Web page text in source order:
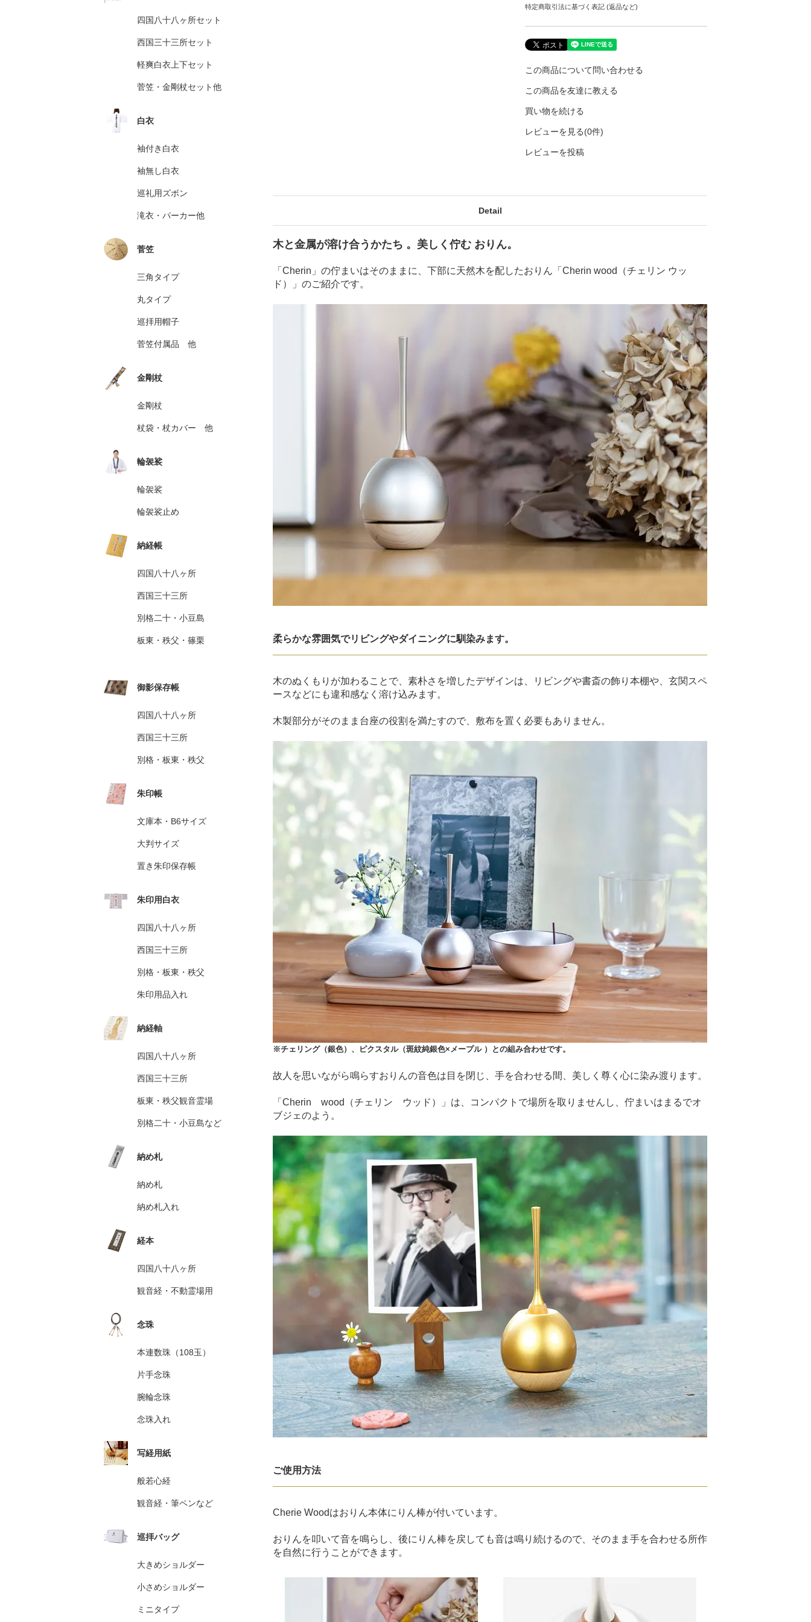
特定商取引法に基づく表記 (返品など)
この商品について問い合わせる
この商品を友達に教える
買い物を続ける
レビューを見る(0件)
レビューを投稿
Detail
木と金属が溶け合うかたち 。美しく佇む おりん。
「Cherin」の佇まいはそのままに、下部に天然木を配したおりん「Cherin wood（チェリン ウッ
ド）」のご紹介です。
柔らかな雰囲気でリビングやダイニングに馴染みます。
木のぬくもりが加わることで、素朴さを増したデザインは、リビングや書斎の飾り本棚や、玄関スペ
ースなどにも違和感なく溶け込みます。
木製部分がそのまま台座の役割を満たすので、敷布を置く必要もありません。
※チェリング（銀色）、ピクスタル（斑紋純銀色×メープル ）との組み合わせです。
故人を思いながら鳴らすおりんの音色は目を閉じ、手を合わせる間、美しく尊く心に染み渡ります。
「Cherin wood（チェリン ウッド）」は、コンパクトで場所を取りませんし、佇まいはまるでオ
ブジェのよう。
ご使用方法
Cherie Woodはおりん本体にりん棒が付いています。
おりんを叩いて音を鳴らし、後にりん棒を戻しても音は鳴り続けるので、そのまま手を合わせる所作
を自然に行うことができます。
四国八十八ヶ所セット
西国三十三所セット
軽爽白衣上下セット
菅笠・金剛杖セット他
白衣
袖付き白衣
袖無し白衣
巡礼用ズボン
滝衣・パーカー他
菅笠
三角タイプ
丸タイプ
巡拝用帽子
菅笠付属品 他
金剛杖
金剛杖
杖袋・杖カバー 他
輪袈裟
輪袈裟
輪袈裟止め
納経帳
四国八十八ヶ所
西国三十三所
別格二十・小豆島
板東・秩父・篠栗
御影保存帳
四国八十八ヶ所
西国三十三所
別格・板東・秩父
朱印帳
文庫本・B6サイズ
大判サイズ
置き朱印保存帳
朱印用白衣
四国八十八ヶ所
西国三十三所
別格・板東・秩父
朱印用品入れ
納経軸
四国八十八ヶ所
西国三十三所
板東・秩父観音霊場
別格二十・小豆島など
納め札
納め札
納め札入れ
経本
四国八十八ヶ所
観音経・不動霊場用
念珠
本連数珠（108玉）
片手念珠
腕輪念珠
念珠入れ
写経用紙
般若心経
観音経・筆ペンなど
巡拝バッグ
大きめショルダー
小さめショルダー
ミニタイプ